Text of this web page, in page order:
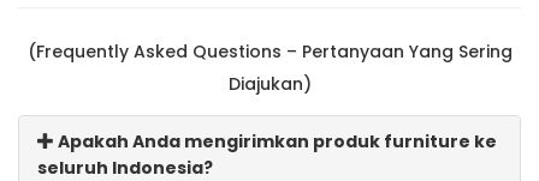
(Frequently Asked Questions – Pertanyaan Yang Sering
Diajukan)
Apakah Anda mengirimkan produk furniture ke
seluruh Indonesia?